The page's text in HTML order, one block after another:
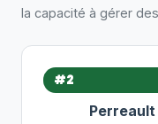
la capacité à gérer
#2